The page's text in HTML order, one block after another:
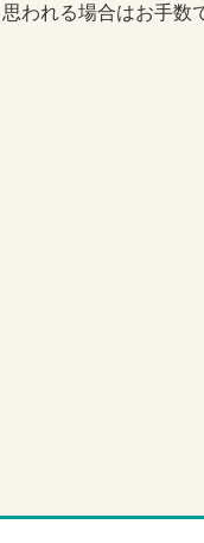
われる場合はお手数